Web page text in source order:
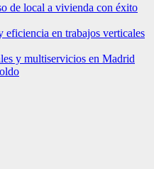
de local a vivienda con éxito
eficiencia en trabajos verticales
y multiservicios en Madrid